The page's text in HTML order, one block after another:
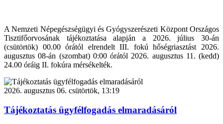
A Nemzeti Népegészségügyi és Gyógyszerészeti Központ Országos
Tisztifőorvosának tájékoztatása alapján a 2026. július 30-án
(csütörtök) 00.00 órától elrendelt III. fokú hőségriasztást 2026.
augusztus 08-án (szombat) 0:00 órától 2026. augusztus 11. (kedd)
24.00 óráig II. fokúra mérsékelték.
2026. augusztus 06. csütörtök, 13:19
Tájékoztatás ügyfélfogadás elmaradásáról